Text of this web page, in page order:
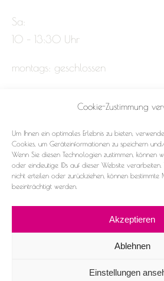
Cookie-Zustimmung
Um Ihnen ein optimales Erlebnis zu bieten,
Cookies, um Geräteinformationen zu speichern
Wenn Sie diesen Technologien zustimmen, können
oder eindeutige IDs auf dieser Website verarbeiten.
nicht erteilen oder zurückziehen, können bestimmte
beeinträchtigt werden.
Akzeptieren
Ablehnen
Einstellungen
Sa:
10 – 13:30 Uhr
montags: geschlossen
Datenschutz
Cookie-Richtlinie (EU)